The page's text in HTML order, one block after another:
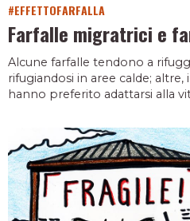
#EFFETTOFARFALLA
Farfalle migratrici e
Alcune farfalle tendono a
rifugiandosi in aree calde;
hanno preferito adattarsi alla